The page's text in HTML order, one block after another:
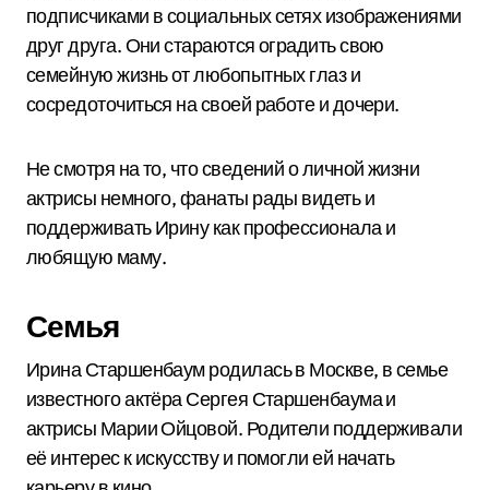
подписчиками в социальных сетях изображениями
друг друга. Они стараются оградить свою
семейную жизнь от любопытных глаз и
сосредоточиться на своей работе и дочери.
Не смотря на то, что сведений о личной жизни
актрисы немного, фанаты рады видеть и
поддерживать Ирину как профессионала и
любящую маму.
Семья
Ирина Старшенбаум родилась в Москве, в семье
известного актёра Сергея Старшенбаума и
актрисы Марии Ойцовой. Родители поддерживали
её интерес к искусству и помогли ей начать